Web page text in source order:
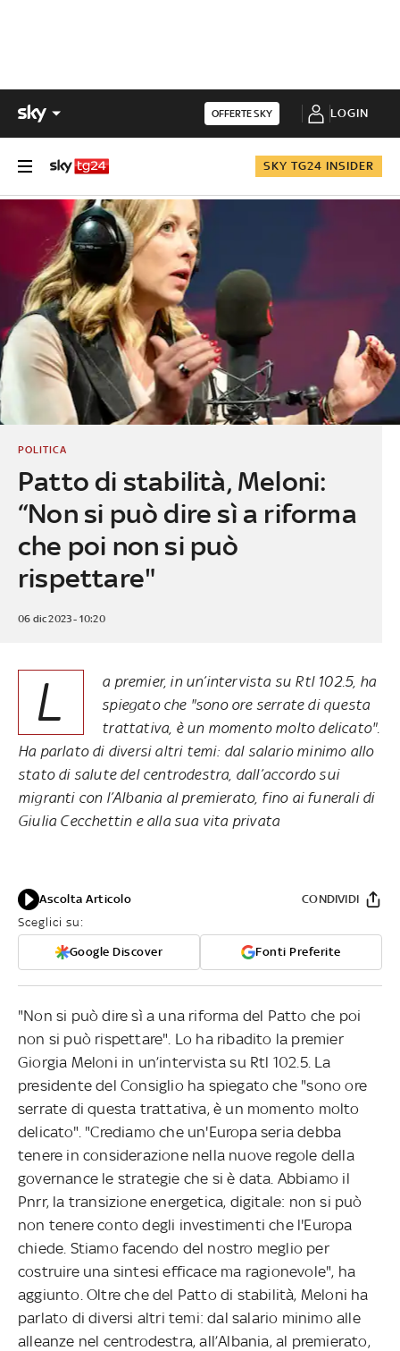
OFFERTE SKY LOGIN
SKY TG24 INSIDER
Patto di stabilità, Meloni:
“Non si può dire sì a riforma
che poi non si può
rispettare"
POLITICA
06 dic 2023 - 10:20
L
a premier, in un’intervista su Rtl 102.5, ha
spiegato che "sono ore serrate di questa
trattativa, è un momento molto delicato".
Ha parlato di diversi altri temi: dal salario minimo allo
stato di salute del centrodestra, dall’accordo sui
migranti con l’Albania al premierato, fino ai funerali di
Giulia Cecchettin e alla sua vita privata
Ascolta Articolo
Sceglici su:
Google Discover Fonti Preferite
CONDIVIDI
"Non si può dire sì a una riforma del Patto che poi
non si può rispettare". Lo ha ribadito la premier
Giorgia Meloni in un’intervista su Rtl 102.5. La
presidente del Consiglio ha spiegato che "sono ore
serrate di questa trattativa, è un momento molto
delicato". "Crediamo che un'Europa seria debba
tenere in considerazione nella nuove regole della
governance le strategie che si è data. Abbiamo il
Pnrr, la transizione energetica, digitale: non si può
non tenere conto degli investimenti che l'Europa
chiede. Stiamo facendo del nostro meglio per
costruire una sintesi efficace ma ragionevole", ha
aggiunto. Oltre che del Patto di stabilità, Meloni ha
parlato di diversi altri temi: dal salario minimo alle
alleanze nel centrodestra, all’Albania, al premierato,